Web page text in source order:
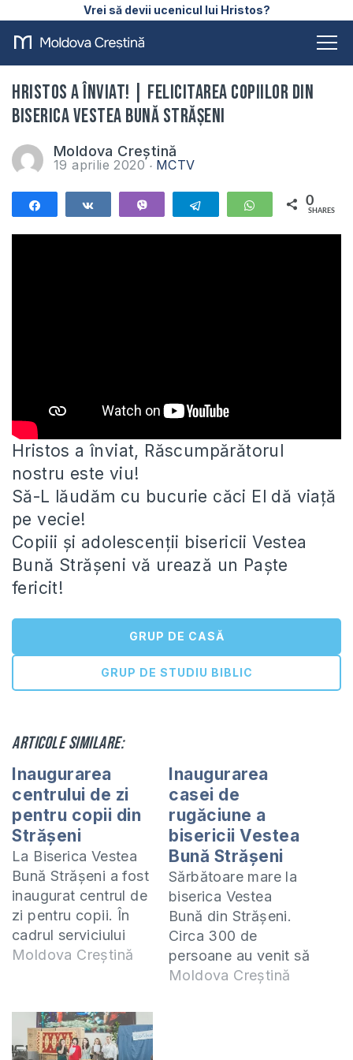
Vrei să devii ucenicul lui Hristos?
Hristos a înviat! | Felicitarea Copiilor Din
Biserica Vestea Bună Strășeni
Moldova Creștină
19 aprilie 2020 MCTV
Telegram WhatsApp
0
SHARES
Hristos a înviat, Răscumpărătorul
nostru este viu!
Să-L lăudăm cu bucurie căci El dă viață
pe vecie!
Copiii și adolescenții bisericii Vestea
Bună Strășeni vă urează un Paște
fericit!
GRUP DE CASĂ
GRUP DE STUDIU BIBLIC
Articole similare:
Inaugurarea
centrului de zi
pentru copii din
Strășeni
La Biserica Vestea
Bună Strășeni a fost
inaugurat centrul de
zi pentru copii. În
cadrul serviciului
divin din duminica
dedicare a
subsolului clădirii
bisericii pentru
Moldova Creștină
Inaugurarea
casei de
rugăciune a
bisericii Vestea
Bună Strășeni
Sărbătoare mare la
biserica Vestea
Bună din Strășeni.
Circa 300 de
persoane au venit să
împărtășească
Moldova Creștină